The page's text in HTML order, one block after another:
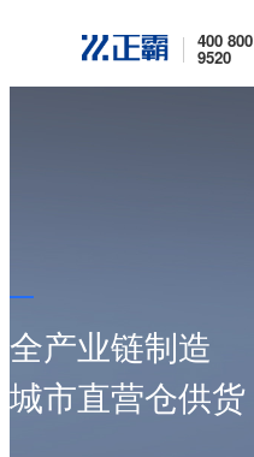
400 800
9520
全产业链制造
城市直营仓供货